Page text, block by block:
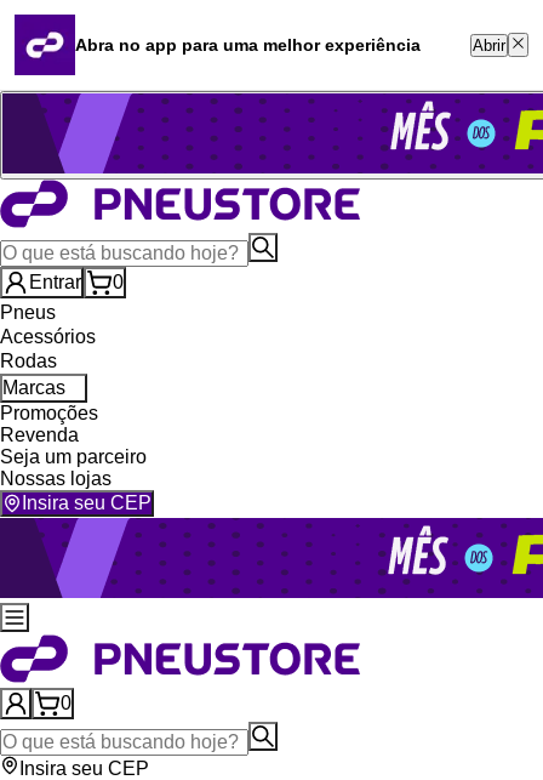
Quero revender
Blog
Whatsapp (16) 99764-8401
Televendas (47) 3046-2551
Entrar
0
Pneus
Acessórios
Rodas
Marcas
Promoções
Revenda
Seja um parceiro
Nossas lojas
Insira seu CEP
0
Insira seu CEP
Abra no app para uma melhor experiência Abrir